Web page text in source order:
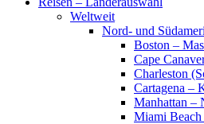
Weltweit
Nord- und
Boston –
Cape
Charleston
Cartagena –
Manhattan –
Miami